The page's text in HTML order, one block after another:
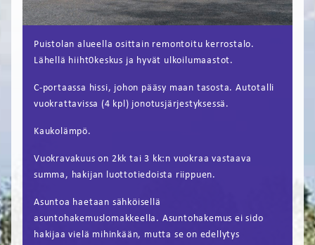
Puistolan alueella osittain remontoitu kerrostalo.
Lähellä hiiht0keskus ja hyvät ulkoilumaastot.
C-portaassa hissi, johon pääsy maan tasosta. Autotalli
vuokrattavissa (4 kpl) jonotusjärjestyksessä.
Kaukolämpö.
Vuokravakuus on 2kk tai 3 kk:n vuokraa vastaava
summa, hakijan luottotiedoista riippuen.
Asuntoa haetaan sähköisellä
asuntohakemuslomakkeella. Asuntohakemus ei sido
hakijaa vielä mihinkään, mutta se on edellytys